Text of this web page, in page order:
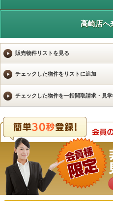
高崎店へ
販売物件リストを見る